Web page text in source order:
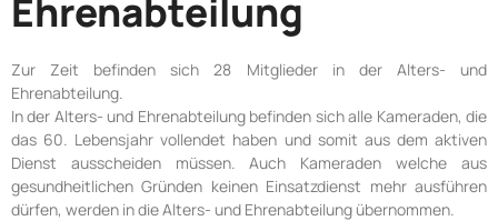
Ehrenabteilung
Zur Zeit befinden sich 28 Mitglieder in der Alters- und
Ehrenabteilung.
In der Alters- und Ehrenabteilung befinden sich alle Kameraden, die
das 60. Lebensjahr vollendet haben und somit aus dem aktiven
Dienst ausscheiden müssen. Auch Kameraden welche aus
gesundheitlichen Gründen keinen Einsatzdienst mehr ausführen
dürfen, werden in die Alters- und Ehrenabteilung übernommen.